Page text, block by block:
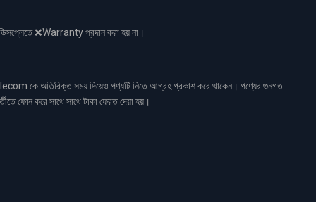
❌Warranty প্রদান করা হয় না।
কে অতিরিক্ত সময় দিয়েও পণ্যটি নিতে আগ্রহ প্রকাশ করে থাকেন। পণ্যের গুনগত
ফোন করে সাথে সাথে টাকা ফেরত দেয়া হয়।